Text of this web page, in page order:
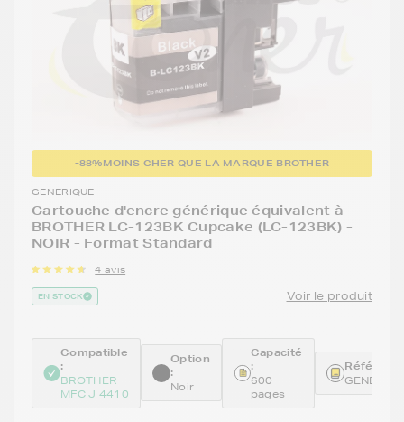
-88%MOINS CHER QUE LA MARQUE BROTHER
GENERIQUE
Cartouche d'encre générique équivalent à
BROTHER LC-123BK Cupcake (LC-123BK) -
NOIR - Format Standard
4 avis
EN STOCK Voir le produit
Compatible
:
BROTHER
MFC J 4410
Option
:
Noir
Capacité
:
600
pages